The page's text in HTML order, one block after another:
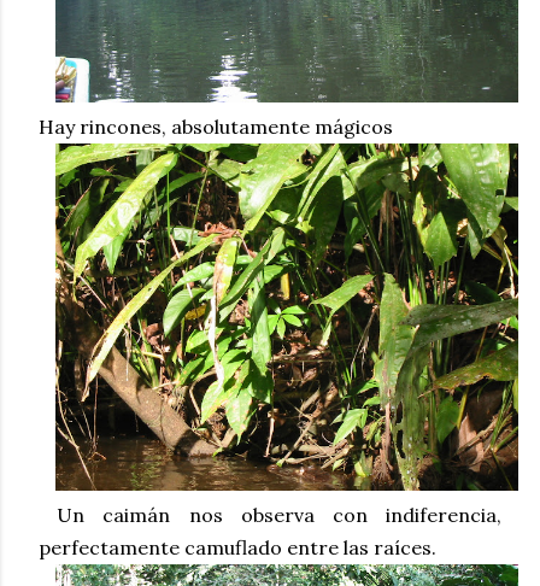
Hay rincones, absolutamente mágicos
Un caimán nos observa con indiferencia,
perfectamente camuflado entre las raíces.